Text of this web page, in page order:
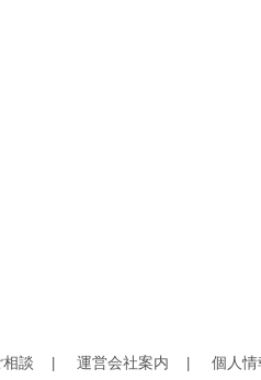
談 運営会社案内 個人